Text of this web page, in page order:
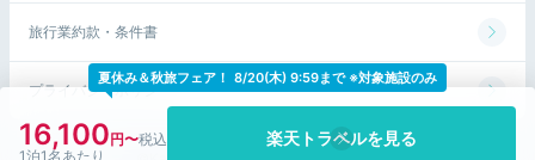
船形山大福寺 崖観音
16,100
1泊1名あたり
夏休み＆秋旅フェア！ 8/20(木) 9:59まで ※対象施設のみ
楽天トラベルを見る
旅行業約款・条件書
プライバシーポリシー